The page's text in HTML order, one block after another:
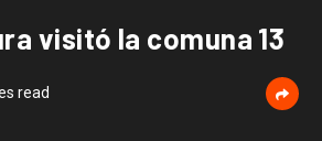
visitó la comuna 13
read